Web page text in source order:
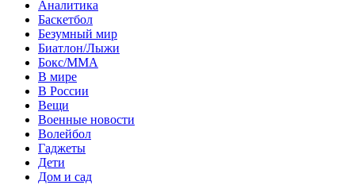
Аналитика
Баскетбол
Безумный мир
Биатлон/Лыжи
Бокс/MMA
В мире
В России
Вещи
Военные новости
Волейбол
Гаджеты
Дети
Дом и сад